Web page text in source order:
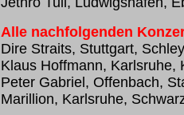
Alle nachfolgenden
Dire Straits, Stuttgart,
Klaus Hoffmann, Karlsruhe,
Peter Gabriel, Offenbach,
Marillion, Karlsruhe,